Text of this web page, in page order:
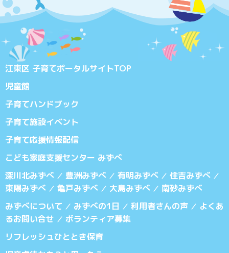
江東区 子育てポータルサイトTOP
児童館
子育てハンドブック
子育て施設イベント
子育て応援情報配信
こども家庭支援センター みずべ
深川北みずべ ／ 豊洲みずべ ／ 有明みずべ ／ 住吉みずべ ／
東陽みずべ ／ 亀戸みずべ ／ 大島みずべ ／ 南砂みずべ
みずべについて ／ みずべの1日 ／ 利用者さんの声 ／ よくあ
るお問い合せ ／ ボランティア募集
リフレッシュひととき保育